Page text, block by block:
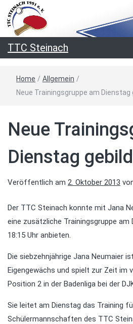
TTC Steinach
Home / Allgemein /
Neue Trainingsgruppe am Dienstag
Neue
Dienstag
Veröffentlich am 2. Oktober 2013
Der TTC Steinach konnte mit Jana
eine zusätzliche Trainingsgruppe am
18:15 Uhr anbieten.
Die siebzehnjährige Jana Neumaier
Eigengewächs und spielt zur Zeit im
Position 2 in der Badenliga bei der
Sie leitet am Dienstag das Training
Schülermannschaften des TTC